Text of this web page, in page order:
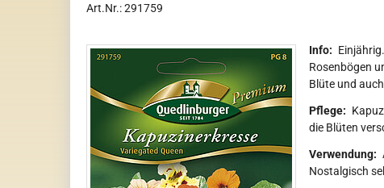
Art.Nr.:291759
Info:
Rosenbögen
Blüte und
Pflege:
die Blüten
Verwendung:
Nostalgisch